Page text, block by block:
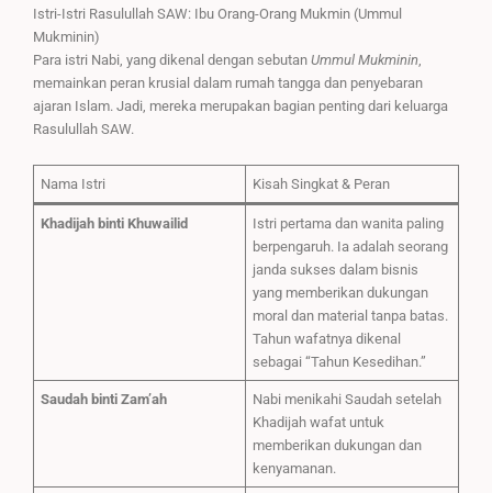
Istri-Istri Rasulullah SAW: Ibu Orang-Orang Mukmin (Ummul
Mukminin)
Para istri Nabi, yang dikenal dengan sebutan Ummul Mukminin
memainkan peran krusial dalam rumah tangga dan penyebaran
ajaran Islam. Jadi, mereka merupakan bagian penting dari keluarga
Rasulullah SAW.
Nama Istri Kisah Singkat & Peran
Khadijah binti Khuwailid
Istri pertama dan wanita paling
berpengaruh. Ia adalah seorang
janda sukses dalam bisnis
yang memberikan dukungan
moral dan material tanpa batas.
Tahun wafatnya dikenal
sebagai “Tahun Kesedihan.”
Saudah binti Zam’ah
Nabi menikahi Saudah setelah
Khadijah wafat untuk
memberikan dukungan dan
kenyamanan.